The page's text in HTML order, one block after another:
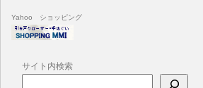
Yahoo ショッピング
サイト内検索